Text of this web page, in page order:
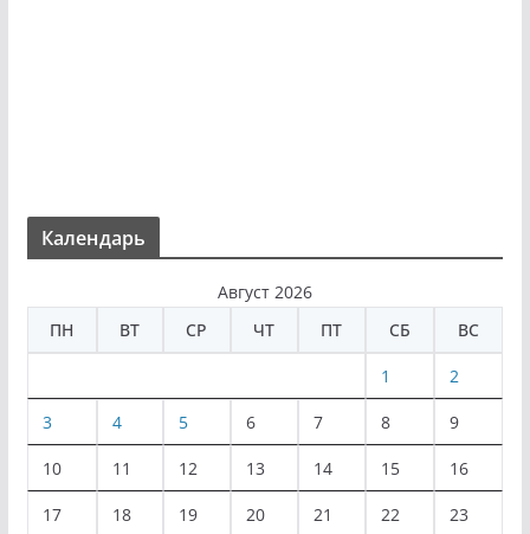
Календарь
Август 2026
ПН
ВТ СР ЧТ ПТ СБ ВС
1 2
3 4 5 6 7 8 9
10 11 12 13 14 15 16
17 18 19 20 21 22 23